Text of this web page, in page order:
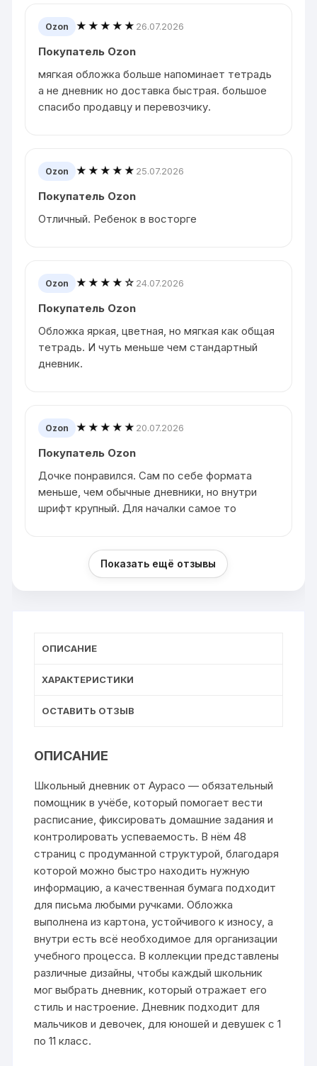
Ozon ★★★★★ 26.07.2026
Покупатель Ozon
мягкая обложка больше напоминает тетрадь
а не дневник но доставка быстрая. большое
спасибо продавцу и перевозчику.
Ozon ★★★★★ 25.07.2026
Покупатель Ozon
Отличный. Ребенок в восторге
Ozon ★★★★☆ 24.07.2026
Покупатель Ozon
Обложка яркая, цветная, но мягкая как общая
тетрадь. И чуть меньше чем стандартный
дневник.
Ozon ★★★★★ 20.07.2026
Покупатель Ozon
Дочке понравился. Сам по себе формата
меньше, чем обычные дневники, но внутри
шрифт крупный. Для началки самое то
Показать ещё отзывы
ОПИСАНИЕ
ХАРАКТЕРИСТИКИ
ОСТАВИТЬ ОТЗЫВ
ОПИСАНИЕ
Школьный дневник от Аурасо — обязательный
помощник в учёбе, который помогает вести
расписание, фиксировать домашние задания и
контролировать успеваемость. В нём 48
страниц с продуманной структурой, благодаря
которой можно быстро находить нужную
информацию, а качественная бумага подходит
для письма любыми ручками. Обложка
выполнена из картона, устойчивого к износу, а
внутри есть всё необходимое для организации
учебного процесса. В коллекции представлены
различные дизайны, чтобы каждый школьник
мог выбрать дневник, который отражает его
стиль и настроение. Дневник подходит для
мальчиков и девочек, для юношей и девушек с 1
по 11 класс.